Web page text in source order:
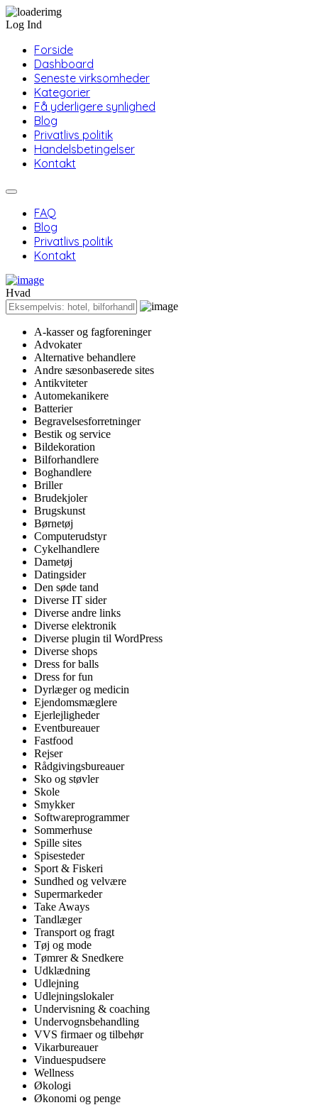
Log Ind
Forside
Dashboard
Seneste virksomheder
Kategorier
Få yderligere synlighed
Blog
Privatlivs politik
Handelsbetingelser
Kontakt
FAQ
Blog
Privatlivs politik
Kontakt
Hvad
A-kasser og fagforeninger
Advokater
Alternative behandlere
Andre sæsonbaserede sites
Antikviteter
Automekanikere
Batterier
Begravelsesforretninger
Bestik og service
Bildekoration
Bilforhandlere
Boghandlere
Briller
Brudekjoler
Brugskunst
Børnetøj
Computerudstyr
Cykelhandlere
Dametøj
Datingsider
Den søde tand
Diverse IT sider
Diverse andre links
Diverse elektronik
Diverse plugin til WordPress
Diverse shops
Dress for balls
Dress for fun
Dyrlæger og medicin
Ejendomsmæglere
Ejerlejligheder
Eventbureauer
Fastfood
Rejser
Rådgivingsbureauer
Sko og støvler
Skole
Smykker
Softwareprogrammer
Sommerhuse
Spille sites
Spisesteder
Sport & Fiskeri
Sundhed og velvære
Supermarkeder
Take Aways
Tandlæger
Transport og fragt
Tøj og mode
Tømrer & Snedkere
Udklædning
Udlejning
Udlejningslokaler
Undervisning & coaching
Undervognsbehandling
VVS firmaer og tilbehør
Vikarbureauer
Vinduespudsere
Wellness
Økologi
Økonomi og penge